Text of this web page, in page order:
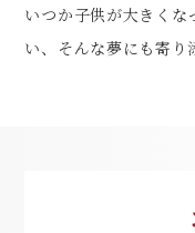
いつか子供が大きくな
い、そんな夢にも寄り